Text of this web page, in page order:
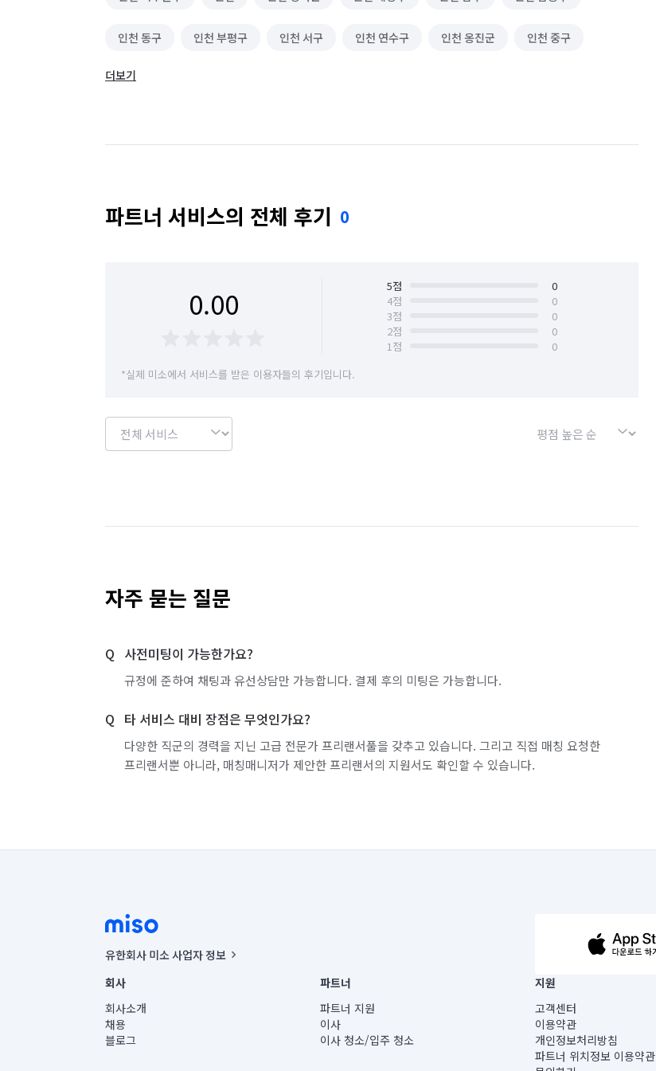
인천 동구 인천 부평구 인천 서구 인천 연수구 인천 옹진군 인천 중구
더보기
파트너 서비스의 전체 후기 0
0.00 5점
0
4점
0
3점
0
2점
0
1점
0
*실제 미소에서 서비스를 받은 이용자들의 후기입니다.
자주 묻는 질문
사전미팅이 가능한가요?
규정에 준하여 채팅과 유선상담만 가능합니다. 결제 후의 미팅은 가능합니다.
타 서비스 대비 장점은 무엇인가요?
다양한 직군의 경력을 지닌 고급 전문가 프리랜서풀을 갖추고 있습니다. 그리고 직접 매칭 요청한
프리랜서뿐 아니라, 매칭매니저가 제안한 프리랜서의 지원서도 확인할 수 있습니다.
유한회사 미소 사업자 정보
사업자등록번호 : 291-87-00271 | 인허가번호 : 2016-3220163-14-5-00019 |
통신판매신고번호 : 2024-서울종로-1400(공정거래위원회 정보) |
대표이사 : CHING VICTOR COLUMBIA RHEE
주소 | 본사: 서울특별시 종로구 율곡로 6(중학동, 트윈트리빌딩) B동 5층
컨택센터 : 서울특별시 종로구 수송동 율곡로 24, 7층, 8층 미소
회사
회사소개
채용
블로그
파트너
파트너 지원
이사
이사 청소/입주 청소
지원
고객센터
이용약관
개인정보처리방침
파트너 위치정보 이용약관